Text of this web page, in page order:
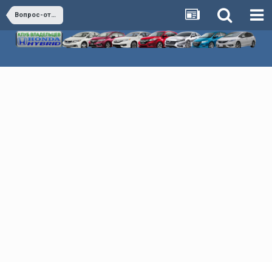
Вопрос-ответ (коллективный разум)